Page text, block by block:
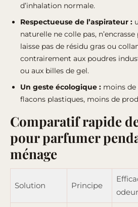
d’inhalation normale.
Respectueuse de l’aspirateur :
naturelle ne colle pas,
laisse pas de résidu gras ou
contrairement aux poudres
ou aux billes de gel.
Un geste écologique : moins de
flacons plastiques, moins de
Comparatif rapide
pour parfumer
ménage
Solution Principe